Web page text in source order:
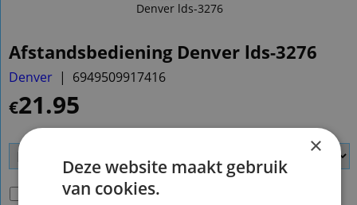
Denver lds-3276
Afstandsbediening Denver lds-3276
Denver 6949509917416
€21.95
Passende batterijen
×
Deze website maakt gebruik
van cookies.